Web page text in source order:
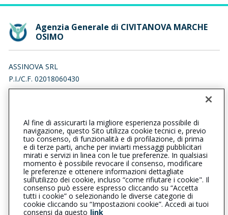
Agenzia Generale di CIVITANOVA MARCHE
OSIMO
ASSINOVA SRL
P.I./C.F. 02018060430
VIA DANTE ALIGHIERI 92/94, 62012 CIVITANOVA MARCHE (MC)
0733811440 0733810716
civitanovamarcheosimo@cattolica.it
assinova.civitanova@pec.it
L’intermediario è soggetto al controllo dell’IVASS. Consulta il
Registro RUI al seguentelink
Al fine di assicurarti la migliore esperienza possibile di
navigazione, questo Sito utilizza cookie tecnici e, previo
tuo consenso, di funzionalità e di profilazione, di prima
e di terze parti, anche per inviarti messaggi pubblicitari
mirati e servizi in linea con le tue preferenze. In qualsiasi
momento è possibile revocare il consenso, modificare
le preferenze e ottenere informazioni dettagliate
sull’utilizzo dei cookie, incluso “come rifiutare i cookie". Il
consenso può essere espresso cliccando su “Accetta
tutti i cookie” o selezionando le diverse categorie di
cookie cliccando su “Impostazioni cookie”. Accedi ai tuoi
consensi da questo link